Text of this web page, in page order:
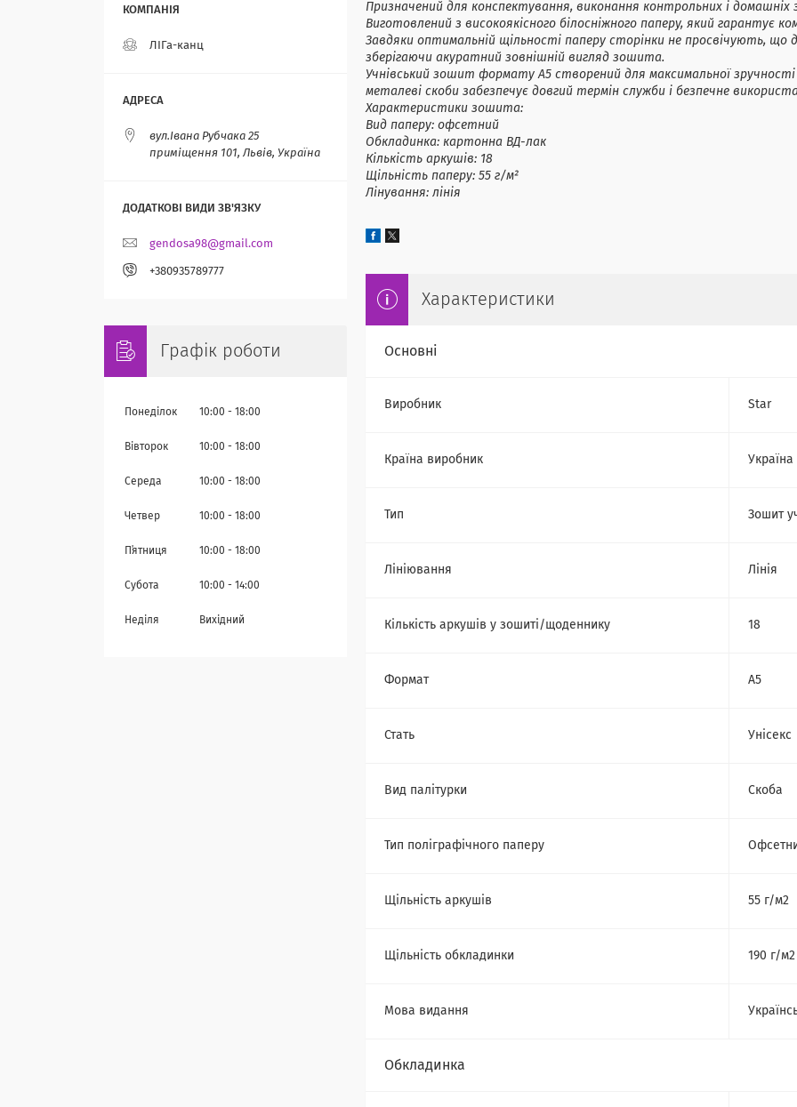
Призначений для конспектування, виконання контрольних і домашніх
Виготовлений з високоякісного білосніжного паперу, який гарантує
Завдяки оптимальній щільності паперу сторінки не просвічують, що
зберігаючи акуратний зовнішній вигляд зошита.
Учнівський зошит формату А5 створений для максимальної зручності
металеві скоби забезпечує довгий термін служби і безпечне
Характеристики зошита:
Вид паперу: офсетний
Обкладинка: картонна ВД-лак
Кількість аркушів: 18
Щільність паперу: 55 г/м²
Лінування: лінія
Характеристики
Основні
Виробник Star
Країна виробник Україна
Тип Зошит
Лініювання Лінія
Кількість аркушів у зошиті/щоденнику 18
Формат A5
Стать Унісекс
Вид палітурки Скоба
Тип поліграфічного паперу
Щільність аркушів 55 г/м2
Щільність обкладинки 190 г/м2
Мова видання
Обкладинка
ЛІГа-канц
вул.Івана Рубчака 25
приміщення 101, Львів, Україна
gendosa98@gmail.com
+380935789777
Графік роботи
Понеділок 10:00 18:00
Вівторок 10:00 18:00
Середа 10:00 18:00
Четвер 10:00 18:00
Пʼятниця 10:00 18:00
Субота 10:00 14:00
Неділя Вихідний